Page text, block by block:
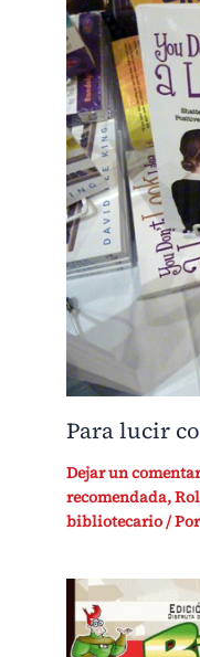
Para lucir
Dejar un
recomendada,
bibliotecario/ Por